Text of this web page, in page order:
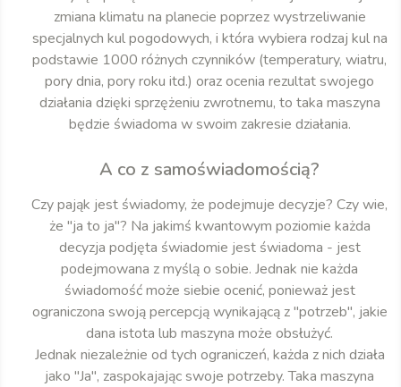
zmiana klimatu na planecie poprzez wystrzeliwanie
specjalnych kul pogodowych, i która wybiera rodzaj kul na
podstawie 1000 różnych czynników (temperatury, wiatru,
pory dnia, pory roku itd.) oraz ocenia rezultat swojego
działania dzięki sprzężeniu zwrotnemu, to taka maszyna
będzie świadoma w swoim zakresie działania.
A co z samoświadomością?
Czy pająk jest świadomy, że podejmuje decyzje? Czy wie,
że "ja to ja"? Na jakimś kwantowym poziomie każda
decyzja podjęta świadomie jest świadoma - jest
podejmowana z myślą o sobie. Jednak nie każda
świadomość może siebie ocenić, ponieważ jest
ograniczona swoją percepcją wynikającą z "potrzeb", jakie
dana istota lub maszyna może obsłużyć.
Jednak niezależnie od tych ograniczeń, każda z nich działa
jako "Ja", zaspokajając swoje potrzeby. Taka maszyna